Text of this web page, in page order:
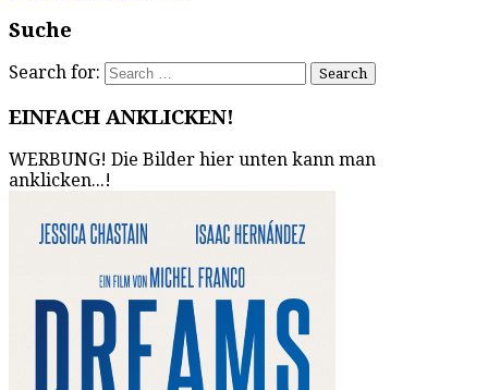
Suche
Search for:
EINFACH ANKLICKEN!
WERBUNG! Die Bilder hier unten kann man
anklicken...!